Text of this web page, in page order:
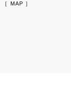
［ MAP ］